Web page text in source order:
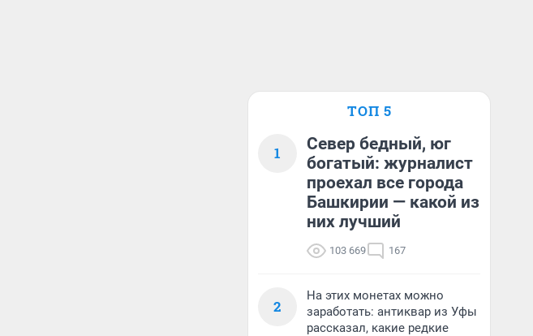
ТОП 5
1
Север бедный, юг
богатый: журналист
проехал все города
Башкирии — какой из
них лучший
103 669 167
2
На этих монетах можно
заработать: антиквар из Уфы
рассказал, какие редкие